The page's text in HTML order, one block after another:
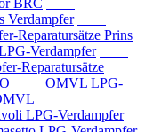
BRC
Prins
Verdampfer
OMVL LPG-
LPG-Verdampfer